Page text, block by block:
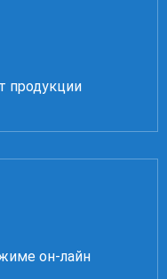
продукции
он-лайн